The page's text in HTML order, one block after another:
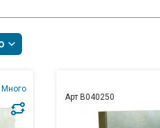
Много
Арт B040250